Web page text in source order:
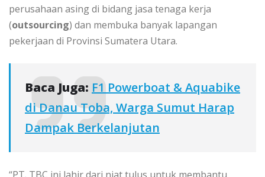
perusahaan asing di bidang jasa tenaga kerja
(outsourcing) dan membuka banyak lapangan
pekerjaan di Provinsi Sumatera Utara.
Baca Juga: F1 Powerboat & Aquabike
di Danau Toba, Warga Sumut Harap
Dampak Berkelanjutan